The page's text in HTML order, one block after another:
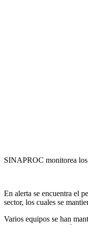
SINAPROC monitorea
En alerta se encuentra el
sector, los cuales se
Varios equipos se han